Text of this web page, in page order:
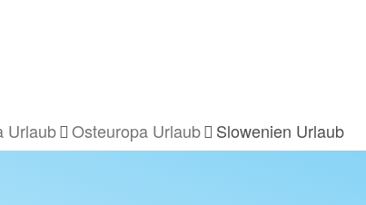
Urlaub Osteuropa Urlaub Slowenien Urlaub